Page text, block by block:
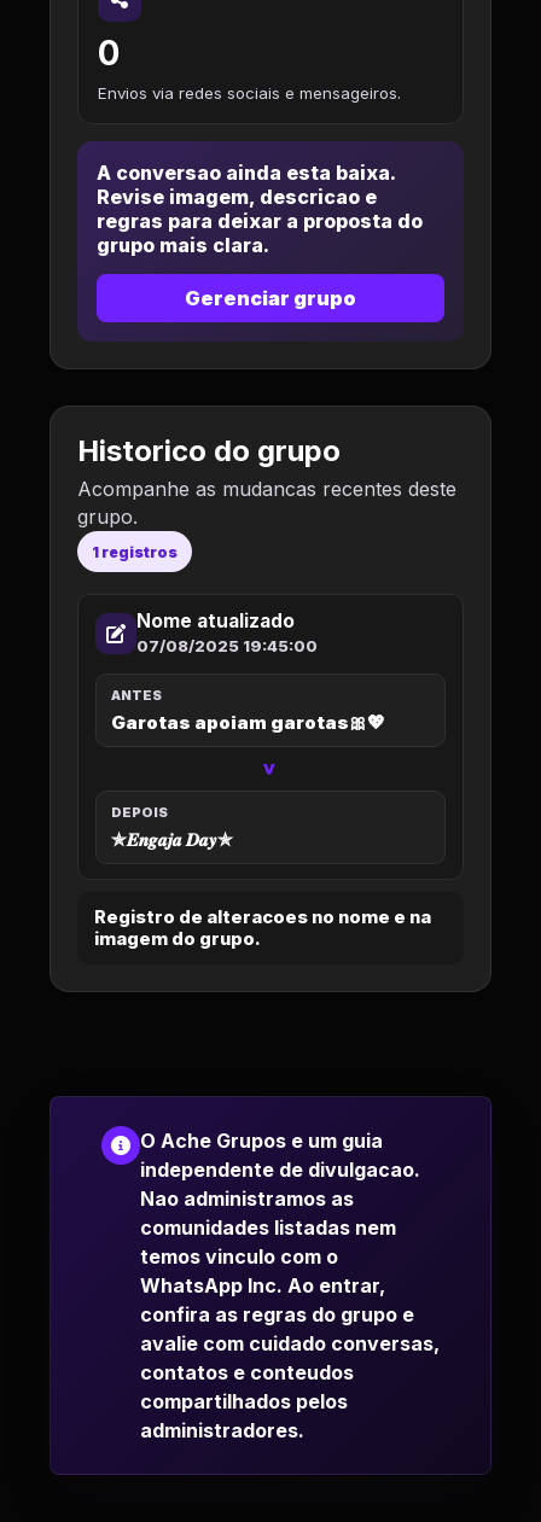
0
Envios via redes sociais e mensageiros.
A conversao ainda esta baixa.
Revise imagem, descricao e
regras para deixar a proposta do
grupo mais clara.
Gerenciar grupo
Historico do grupo
Acompanhe as mudancas recentes deste
grupo.
1 registros
Nome atualizado
07/08/2025 19:45:00
ANTES
Garotas apoiam garotas🎀💖
>
DEPOIS
✯𝑬𝒏𝒈𝒂𝒋𝒂 𝑫𝒂𝒚✯
Registro de alteracoes no nome e na
imagem do grupo.
O Ache Grupos e um guia
independente de divulgacao.
Nao administramos as
comunidades listadas nem
temos vinculo com o
WhatsApp Inc. Ao entrar,
confira as regras do grupo e
avalie com cuidado conversas,
contatos e conteudos
compartilhados pelos
administradores.